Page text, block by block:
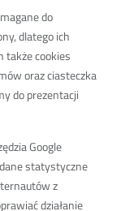
do
dlatego ich
także cookies
oraz ciasteczka
do prezentacji
Google
statystyczne
z
działanie